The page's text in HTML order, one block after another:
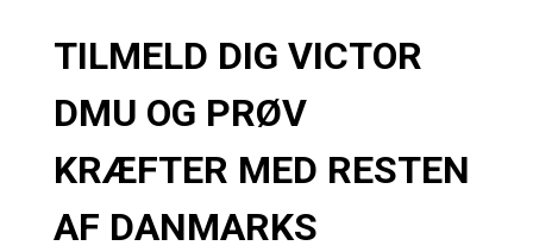
TILMELD DIG VICTOR
DMU OG PRØV
KRÆFTER MED RESTEN
AF DANMARKS